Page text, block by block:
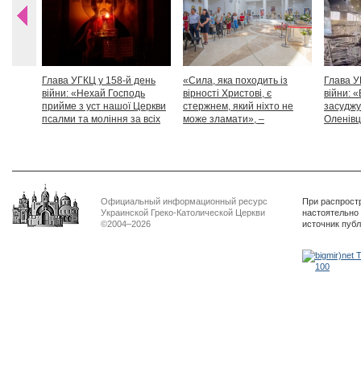
Глава УГКЦ у 158-й день
війни: «Нехай Господь
прийме з уст нашої Церкви
псалми та моління за всіх
«Сила, яка походить із
вірності Христові, є
стержнем, який ніхто не
може зламати», –
Глава
війни:
Официальный информационный ресурс
Украинской Греко-Католической Церкви
©2004–2026
При
источник